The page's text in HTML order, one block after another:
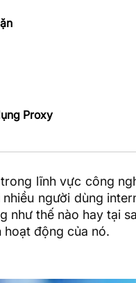
Proxy
lĩnh vực công
người dùng
như thế nào hay tại
hoạt động của nó.